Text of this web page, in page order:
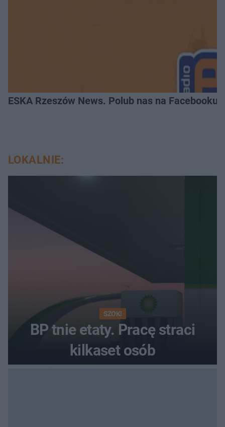
ESKA Rzeszów News. Polub nas na Facebooku!
LOKALNIE:
SZOK!
BP tnie etaty. Pracę straci
kilkaset osób